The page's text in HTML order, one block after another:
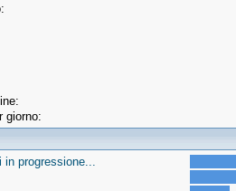
giorno:
progressione...